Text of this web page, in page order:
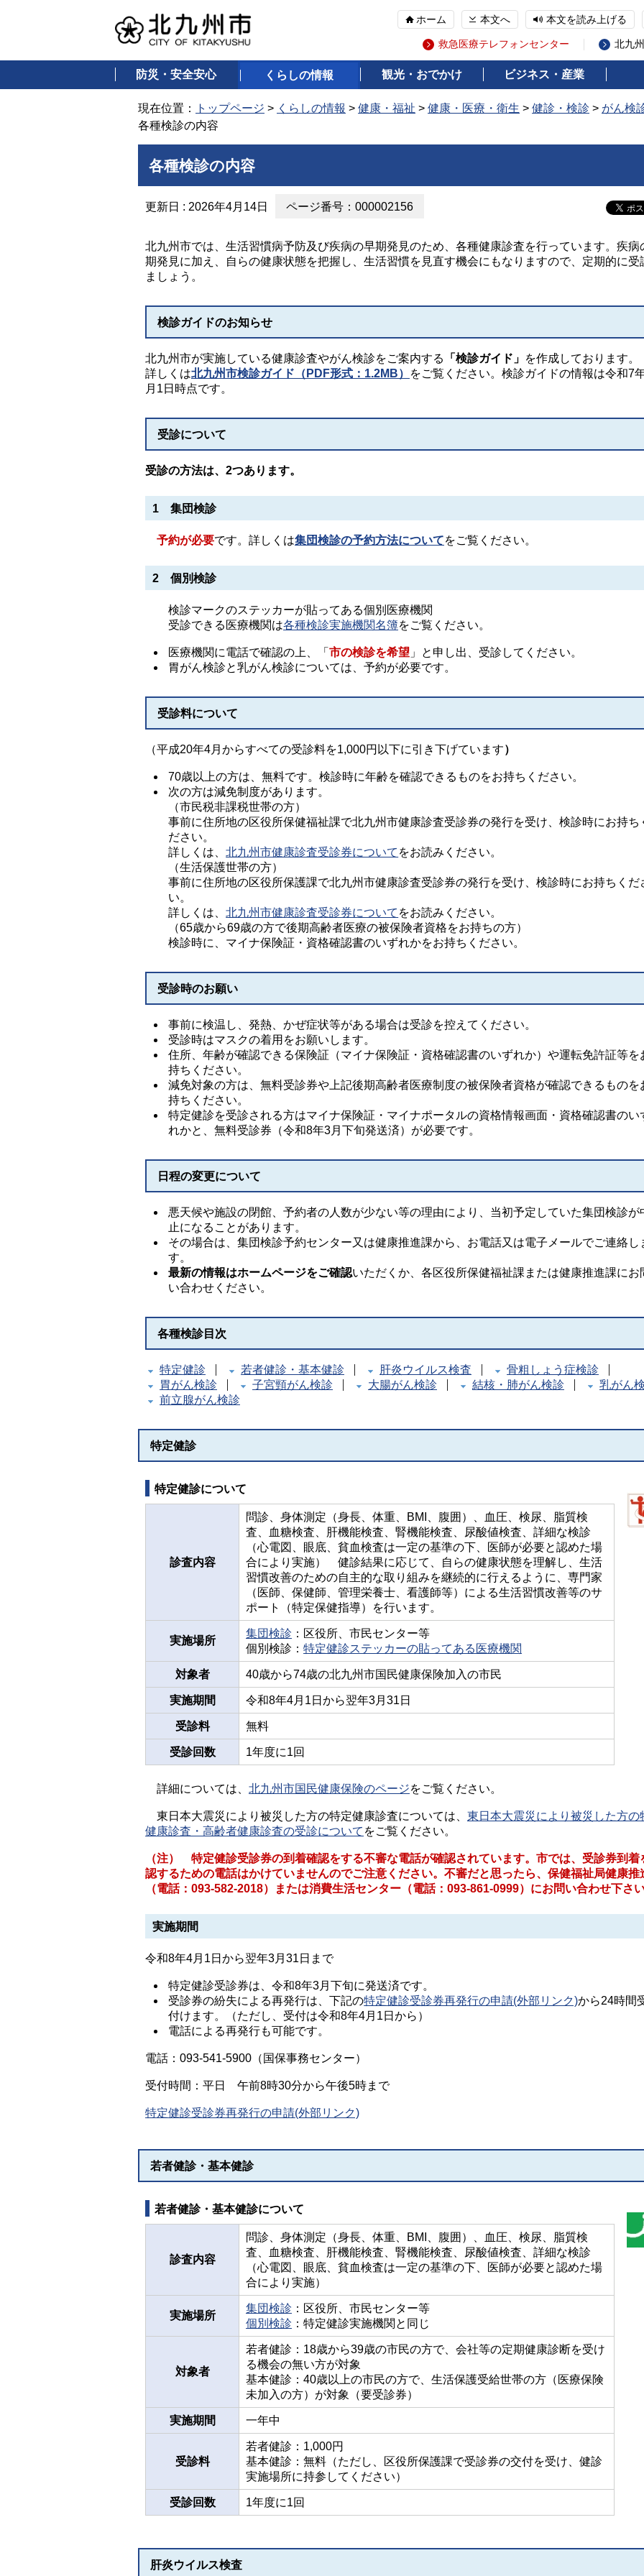
ホーム 本文へ 本文を読み上げる
救急医療テレフォンセンター 北九
防災・安全安心 くらしの情報 観光・おでかけ ビジネス・産業
現在位置： トップページ > くらしの情報 > 健康・福祉 > 健康・医療・衛生 > 健診・検診 > がん検
各種検診の内容
各種検診の内容
更新日 : 2026年4月14日 ページ番号：000002156
北九州市では、生活習慣病予防及び疾病の早期発見のため、各種健康診査を行っています。疾病
期発見に加え、自らの健康状態を把握し、生活習慣を見直す機会にもなりますので、定期的に受
ましょう。
検診ガイドのお知らせ
北九州市が実施している健康診査やがん検診をご案内する 「検診ガイド」 を作成しております。
詳しくは北九州市検診ガイド（PDF形式：1.2MB）
をご覧ください。検診ガイドの情報は令和7
月1日時点です。
受診について
受診の方法は、2つあります。
1 集団検診
予約が必要です。詳しくは集団検診の予約方法についてをご覧ください。
2 個別検診
検診マークのステッカーが貼ってある個別医療機関
受診できる医療機関は各種検診実施機関名簿をご覧ください。
医療機関に電話で確認の上、「市の検診を希望 」と申し出、受診してください。
胃がん検診と乳がん検診については、予約が必要です。
受診料について
（平成20年4月からすべての受診料を1,000円以下に引き下げています）
70歳以上の方は、無料です。検診時に年齢を確認できるものをお持ちください。
次の方は減免制度があります。
（市民税非課税世帯の方）
事前に住所地の区役所保健福祉課で北九州市健康診査受診券の発行を受け、検診時にお持ち
ださい。
詳しくは、北九州市健康診査受診券について をお読みください。
（生活保護世帯の方）
事前に住所地の区役所保護課で北九州市健康診査受診券の発行を受け、検診時にお持ちくだ
い。
詳しくは、北九州市健康診査受診券について をお読みください。
（65歳から69歳の方で後期高齢者医療の被保険者資格をお持ちの方）
検診時に、マイナ保険証・資格確認書のいずれかをお持ちください。
受診時のお願い
事前に検温し、発熱、かぜ症状等がある場合は受診を控えてください。
受診時はマスクの着用をお願いします。
住所、年齢が確認できる保険証（マイナ保険証・資格確認書のいずれか）や運転免許証等を
持ちください。
減免対象の方は、無料受診券や上記後期高齢者医療制度の被保険者資格が確認できるものを
持ちください。
特定健診を受診される方はマイナ保険証・マイナポータルの資格情報画面・資格確認書のい
れかと、無料受診券（令和8年3月下旬発送済）が必要です。
日程の変更について
悪天候や施設の閉館、予約者の人数が少ない等の理由により、当初予定していた集団検診が
止になることがあります。
その場合は、集団検診予約センター又は健康推進課から、お電話又は電子メールでご連絡し
す。
最新の情報はホームページをご確認いただくか、各区役所保健福祉課または健康推進課にお
い合わせください。
各種検診目次
特定健診 若者健診・基本健診 肝炎ウイルス検査
骨粗しょう症検診
胃がん検診
子宮頸がん検診 大腸がん検診 結核・肺がん検診
乳がん
前立腺がん検診
特定健診
特定健診について
診査内容
問診、身体測定（身長、体重、BMI、腹囲）、血圧、検尿、脂質検
査、血糖検査、肝機能検査、腎機能検査、尿酸値検査、詳細な検診
（心電図、眼底、貧血検査は一定の基準の下、医師が必要と認めた場
合により実施） 健診結果に応じて、自らの健康状態を理解し、生活
習慣改善のための自主的な取り組みを継続的に行えるように、専門家
（医師、保健師、管理栄養士、看護師等）による生活習慣改善等のサ
ポート（特定保健指導）を行います。
実施場所
集団検診 ：区役所、市民センター等
個別検診： 特定健診ステッカーの貼ってある医療機関
対象者 40歳から74歳の北九州市国民健康保険加入の市民
実施期間 令和8年4月1日から翌年3月31日
受診料 無料
受診回数 1年度に1回
詳細については、 北九州市国民健康保険のページをご覧ください。
東日本大震災により被災した方の特定健康診査については、 東日本大震災により被災した方の
健康診査・高齢者健康診査の受診について をご覧ください。
（注） 特定健診受診券の到着確認をする不審な電話が確認されています。市では、受診券到着
認するための電話はかけていませんのでご注意ください。不審だと思ったら、保健福祉局健康推
（電話：093-582-2018）または消費生活センター（電話：093-861-0999）にお問い合わせ下さ
実施期間
令和8年4月1日から翌年3月31日まで
特定健診受診券は、令和8年3月下旬に発送済です。
受診券の紛失による再発行は、下記の特定健診受診券再発行の申請(外部リンク)から24時間
付けます。（ただし、受付は令和8年4月1日から）
電話による再発行も可能です。
電話：093-541-5900（国保事務センター）
受付時間：平日 午前8時30分から午後5時まで
特定健診受診券再発行の申請(外部リンク)
若者健診・基本健診
若者健診・基本健診について
診査内容
問診、身体測定（身長、体重、BMI、腹囲）、血圧、検尿、脂質検
査、血糖検査、肝機能検査、腎機能検査、尿酸値検査、詳細な検診
（心電図、眼底、貧血検査は一定の基準の下、医師が必要と認めた場
合により実施）
実施場所
集団検診 ：区役所、市民センター等
個別検診 ：特定健診実施機関と同じ
対象者
若者健診：18歳から39歳の市民の方で、会社等の定期健康診断を受け
る機会の無い方が対象
基本健診：40歳以上の市民の方で、生活保護受給世帯の方（医療保険
未加入の方）が対象（要受診券）
実施期間 一年中
受診料
若者健診：1,000円
基本健診：無料（ただし、区役所保護課で受診券の交付を受け、健診
実施場所に持参してください）
受診回数 1年度に1回
肝炎ウイルス検査